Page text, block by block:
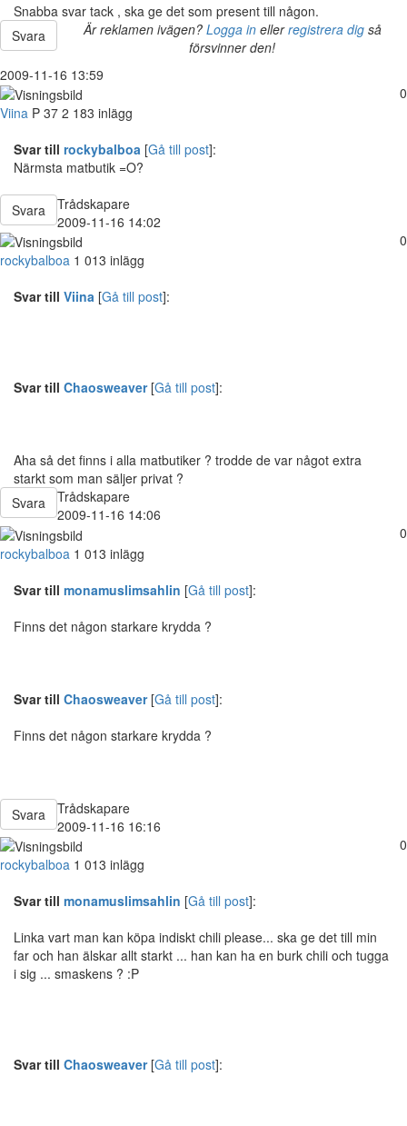
Snabba svar tack , ska ge det som present till någon.
Svara
Är reklamen ivägen? Logga inellerregistrera digså
försvinner den!
2009-11-16 13:59
0
Viina P 37 2 183 inlägg
Svar till rockybalboa [Gå till post]:
Närmsta matbutik =O?
Svara
Trådskapare
2009-11-16 14:02
0
rockybalboa 1 013 inlägg
Svar till Viina [Gå till post]:
Svar till Chaosweaver[Gå till post]:
Aha så det finns i alla matbutiker ? trodde de var något extra
starkt som man säljer privat ?
Svara
Trådskapare
2009-11-16 14:06
0
rockybalboa 1 013 inlägg
Svar till monamuslimsahlin [Gå till post]:
Finns det någon starkare krydda ?
Svar till Chaosweaver[Gå till post]:
Finns det någon starkare krydda ?
Svara
Trådskapare
2009-11-16 16:16
0
rockybalboa 1 013 inlägg
Svar till monamuslimsahlin [Gå till post]:
Linka vart man kan köpa indiskt chili please... ska ge det till min
far och han älskar allt starkt ... han kan ha en burk chili och tugga
i sig ... smaskens ? :P
Svar till Chaosweaver[Gå till post]: